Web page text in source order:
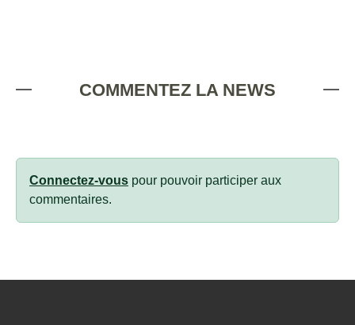
COMMENTEZ LA NEWS
Connectez-vous pour pouvoir participer aux
commentaires.